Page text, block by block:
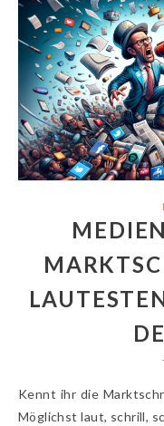
Kennt ihr die Marktschreier auf dem Hamburger Fischmarkt?
Möglichst laut, schrill,